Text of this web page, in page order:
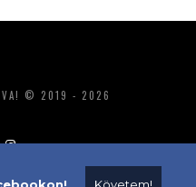
© 2019 - 2026